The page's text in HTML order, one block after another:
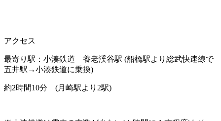
アクセス
最寄り駅：小湊鉄道 養老渓谷駅 (船橋駅より総武快速線で
五井駅→小湊鉄道に乗換)
約2時間10分 (月崎駅より2駅)